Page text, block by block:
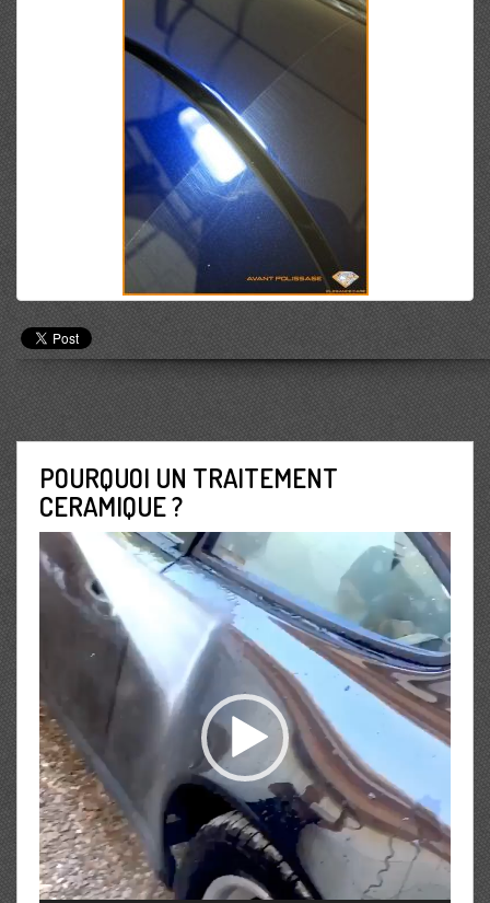
POURQUOI UN TRAITEMENT
CERAMIQUE ?
Lecteur
vidéo